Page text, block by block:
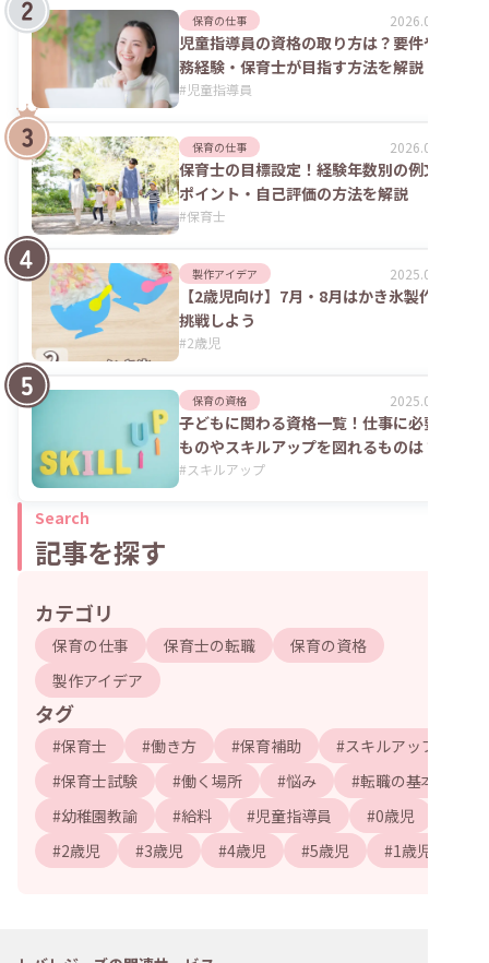
保育の仕事 2026.07.24
児童指導員の資格の取り方は？要件や実
務経験・保育士が目指す方法を解説
#児童指導員
保育の仕事 2026.02.09
保育士の目標設定！経験年数別の例文や
ポイント・自己評価の方法を解説
#保育士
製作アイデア 2025.09.04
【2歳児向け】7月・8月はかき氷製作に
挑戦しよう
#2歳児
保育の資格 2025.06.02
子どもに関わる資格一覧！仕事に必要な
ものやスキルアップを図れるものは？
#スキルアップ
Search
記事を探す
カテゴリ
保育の仕事 保育士の転職
保育の資格
製作アイデア
タグ
#保育士 #働き方 #保育補助 #スキルアップ
#保育士試験 #働く場所 #悩み #転職の基本
#幼稚園教諭 #給料 #児童指導員 #0歳児
#2歳児 #3歳児 #4歳児 #5歳児 #1歳児